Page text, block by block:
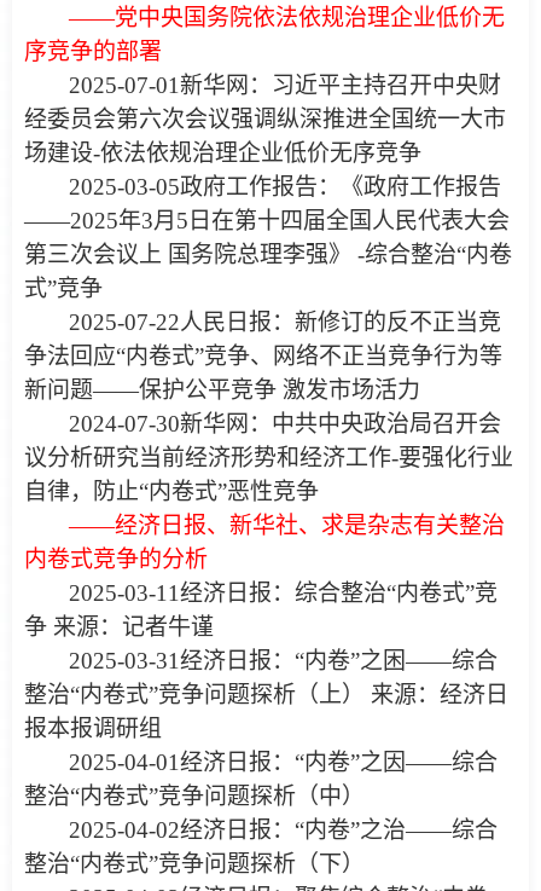
——党中央国务院依法依规治理企业低价无
序竞争的部署
2025-07-01新华网： 习近平主持召开中央财
经委员会第六次会议强调纵深推进全国统一大市
场建设-依法依规治理企业低价无序竞争
2025-03-05政府工作报告：
《政府工作报告
——2025年3月5日在第十四届全国人民代表大会
第三次会议上 国务院总理李强》 -综合整治“内卷
式”竞争
2025-07-22人民日报： 新修订的反不正当竞
争法回应“内卷式”竞争、网络不正当竞争行为等
新问题——保护公平竞争 激发市场活力
2024-07-30新华网： 中共中央政治局召开会
议分析研究当前经济形势和经济工作-要强化行业
自律，防止“内卷式”恶性竞争
——经济日报、新华社、求是杂志有关整治
内卷式竞争的分析
2025-03-11经济日报： 综合整治“内卷式”竞
争 来源：记者牛谨
2025-03-31经济日报： “内卷”之困——综合
整治“内卷式”竞争问题探析（上）
来源：经济日
报本报调研组
2025-04-01经济日报： “内卷”之因——综合
整治“内卷式”竞争问题探析（中）
2025-04-02经济日报： “内卷”之治——综合
整治“内卷式”竞争问题探析（下）